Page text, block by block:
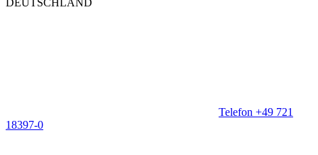
DEUTSCHLAND
Telefon +49 721
18397-0